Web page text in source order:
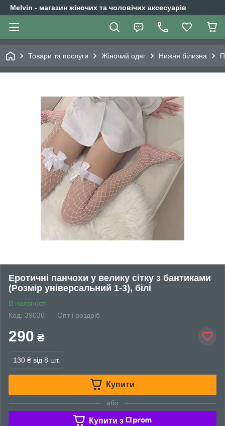
Melvin - магазин жіночих та чоловічих аксесуарів
Товари та послуги Жіночий одяг Нижня білизна
Еротичні панчохи у велику сітку з бантиками
(Розмір універсальний 1-3), білі
В наявності
Код: 39036
Опт і роздріб
290 ₴
130 ₴ від 8 шт.
Купити
або
Купити з